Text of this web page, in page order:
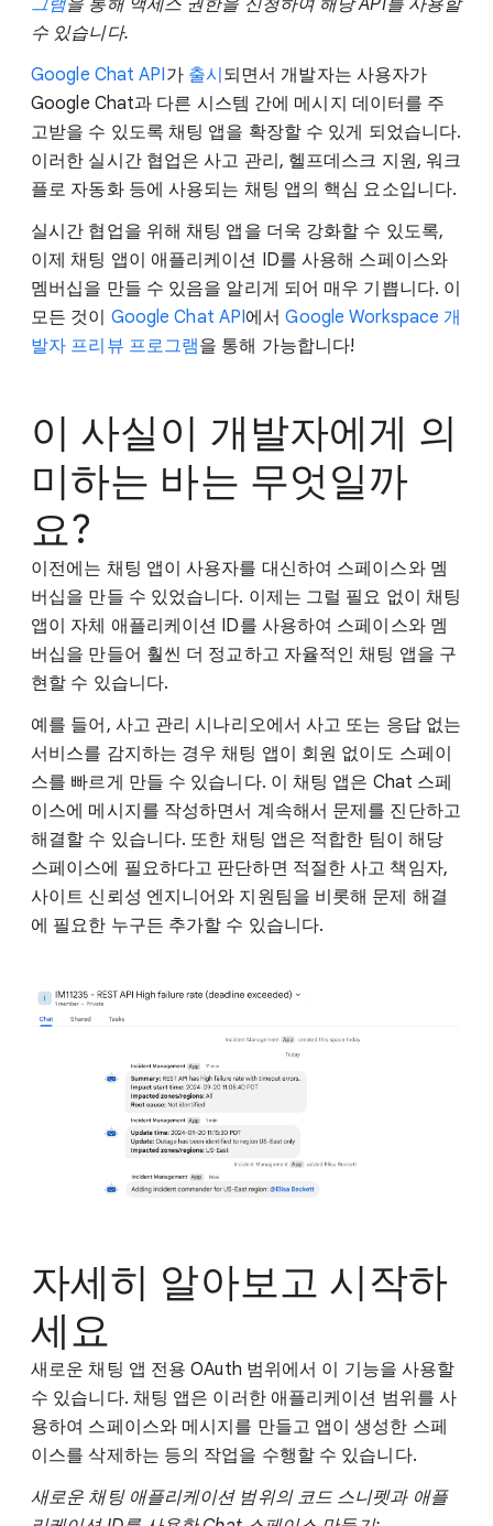
수 있습니다.
Google Chat API가 출시되면서 개발자는 사용자가
Google Chat과 다른 시스템 간에 메시지 데이터를 주
고받을 수 있도록 채팅 앱을 확장할 수 있게 되었습니다.
이러한 실시간 협업은 사고 관리, 헬프데스크 지원, 워크
플로 자동화 등에 사용되는 채팅 앱의 핵심 요소입니다.
실시간 협업을 위해 채팅 앱을 더욱 강화할 수 있도록,
이제 채팅 앱이 애플리케이션 ID를 사용해 스페이스와
멤버십을 만들 수 있음을 알리게 되어 매우 기쁩니다. 이
모든 것이 Google Chat API에서Google Workspace 개
발자 프리뷰 프로그램을 통해 가능합니다!
이 사실이 개발자에게 의
미하는 바는 무엇일까
요?
이전에는 채팅 앱이 사용자를 대신하여 스페이스와 멤
버십을 만들 수 있었습니다. 이제는 그럴 필요 없이 채팅
앱이 자체 애플리케이션 ID를 사용하여 스페이스와 멤
버십을 만들어 훨씬 더 정교하고 자율적인 채팅 앱을 구
현할 수 있습니다.
예를 들어, 사고 관리 시나리오에서 사고 또는 응답 없는
서비스를 감지하는 경우 채팅 앱이 회원 없이도 스페이
스를 빠르게 만들 수 있습니다. 이 채팅 앱은 Chat 스페
이스에 메시지를 작성하면서 계속해서 문제를 진단하고
해결할 수 있습니다. 또한 채팅 앱은 적합한 팀이 해당
스페이스에 필요하다고 판단하면 적절한 사고 책임자,
사이트 신뢰성 엔지니어와 지원팀을 비롯해 문제 해결
에 필요한 누구든 추가할 수 있습니다.
자세히 알아보고 시작하
세요
새로운 채팅 앱 전용 OAuth 범위에서 이 기능을 사용할
수 있습니다. 채팅 앱은 이러한 애플리케이션 범위를 사
용하여 스페이스와 메시지를 만들고 앱이 생성한 스페
이스를 삭제하는 등의 작업을 수행할 수 있습니다.
새로운 채팅 애플리케이션 범위의 코드 스니펫과 애플